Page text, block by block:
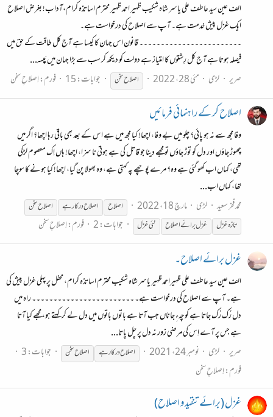
الف عین سید عاطف علی یاسر شاہ شکیب ظہیر احمد ظہیر محترم اساتذہ کرام،آداب! بغرض اصلاح
ایک غزل پیش خدمت ہے۔ آپ سے اصلاح کی درخواست ہے۔
۔۔۔۔۔۔۔۔۔۔۔۔۔۔۔۔۔۔۔۔۔۔۔۔ قانون اس جہان کا کیسا ہے آج کل طاقت کے حق میں
فیصلہ ہوتا ہے آج کل رِشتوں کا امتیاز ہے دولت کو دیکھ کر سب سے بڑا جہان میں پَیسہ...
صریر لڑی مئی 28، 2022 اصلاحسخن جوابات: 15 فورم:اِصلاحِ سخن
اصلاح کر کے راہنمائی فرمائیں
وفا مجھ سے نہ ہو پائی؟ چلو میں بے وفا، اچھا! کیا مجھ میں ہے اس کے بعد بھی باقی رہا اچھا؟ اگر میں
چھوڑ جاؤں اور دل کو توڑ جاؤں تو مجھے دینا جو قاتل کی ہے ہوتی نا سزا، اچھا! ہاں اِک معصوم لڑکی
تھی، کہاں اب کھو گئی ہے وہ؟ مرے پوچھے پہ کہتی ہے، وہ بھولا پن گیا، اچھا! کیا ہونے کا سوچا
تھا، کہاں اب...
محمد فخر سعید لڑی مارچ 18، 2022 اصلاح اصلاحدرکار ہے اصلاحسخن
تازہ غزل
غزل برائےاصلاح نئی غزل جوابات: 2 فورم:اِصلاحِ سخن
غزل برائے اصلاح۔
الف عین سید عاطف علی ظہیراحمدظہیر یاسر شاہ شکیب محترم اساتذہ کرام، محفل پر پہلی غزل پیش کی
ہے۔ آپ سے اصلاح کی درخواست ہے۔ ۔۔۔۔۔۔۔۔۔۔۔۔۔۔۔۔۔۔۔۔۔۔۔۔ راہ میں
دل رُک رُک جاتا ہے کوچہءِ جاناں جب آتا ہے باتوں باتوں میں دل لے کر کہتے ہو، مجھے کیا آتا
ہے جس پر آے اِس کی مرضی زور نہ دل پر چل پاتا...
صریر لڑی نومبر 24، 2021 اصلاحدرکار ہے اصلاحسخن
جوابات: 3
فورم:اِصلاحِ سخن
غزل (برائے تنقید و اصلاح)